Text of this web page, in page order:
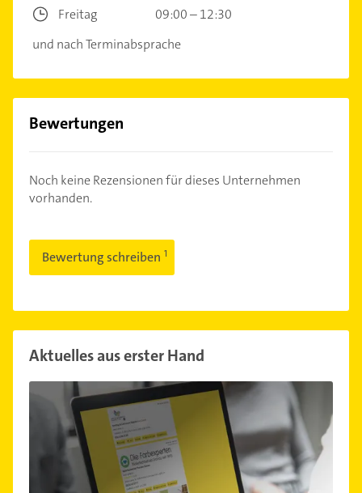
Freitag
09:00 – 12:30
und nach Terminabsprache
Bewertungen
Noch keine Rezensionen für dieses Unternehmen
vorhanden.
Bewertung schreiben
Aktuelles aus erster Hand